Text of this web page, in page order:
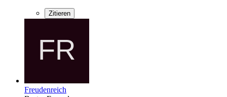
Zitieren
Freudenreich